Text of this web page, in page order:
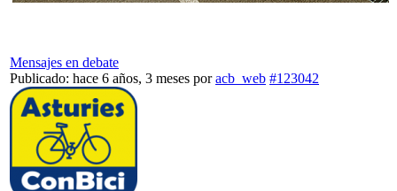
Mensajes en debate
Publicado: hace 6 años, 3 meses poracb_web #123042